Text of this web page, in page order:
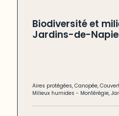
Biodiversité et
Jardins-de-
Aires protégées,Canopée,
Milieux humides - Montérégie,